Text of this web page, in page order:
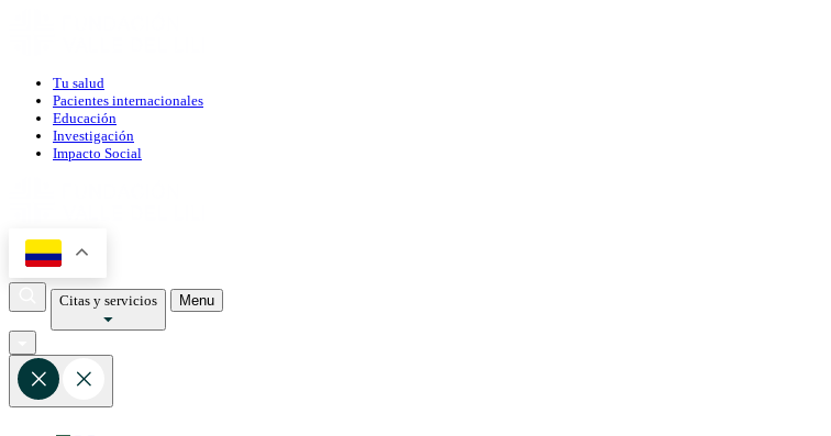
Tu salud
Pacientes internacionales
Educación
Investigación
Impacto Social
Citas y servicios Menu